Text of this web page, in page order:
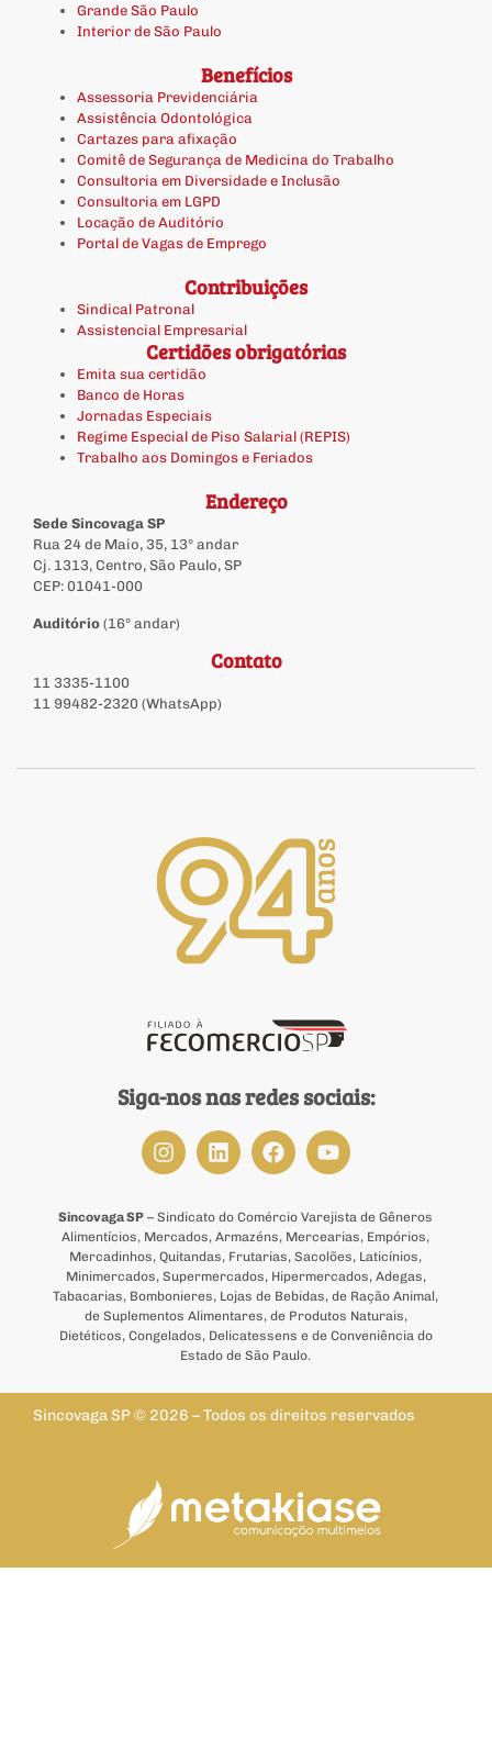
Grande São Paulo
Interior de São Paulo
Benefícios
Assessoria Previdenciária
Assistência Odontológica
Cartazes para afixação
Comitê de Segurança de Medicina do Trabalho
Consultoria em Diversidade e Inclusão
Consultoria em LGPD
Locação de Auditório
Portal de Vagas de Emprego
Contribuições
Sindical Patronal
Assistencial Empresarial
Certidões obrigatórias
Emita sua certidão
Banco de Horas
Jornadas Especiais
Regime Especial de Piso Salarial (REPIS)
Trabalho aos Domingos e Feriados
Endereço
Sede Sincovaga SP
Rua 24 de Maio, 35, 13º andar
Cj. 1313, Centro, São Paulo, SP
CEP: 01041-000
Auditório (16º andar)
Contato
11 3335-1100
11 99482-2320 (WhatsApp)
Siga-nos nas redes sociais:
Sincovaga SP – Sindicato do Comércio Varejista de Gêneros
Alimentícios, Mercados, Armazéns, Mercearias, Empórios,
Mercadinhos, Quitandas, Frutarias, Sacolões, Laticínios,
Minimercados, Supermercados, Hipermercados, Adegas,
Tabacarias, Bombonieres, Lojas de Bebidas, de Ração Animal,
de Suplementos Alimentares, de Produtos Naturais,
Dietéticos, Congelados, Delicatessens e de Conveniência do
Estado de São Paulo.
Sincovaga SP © 2026 – Todos os direitos reservados